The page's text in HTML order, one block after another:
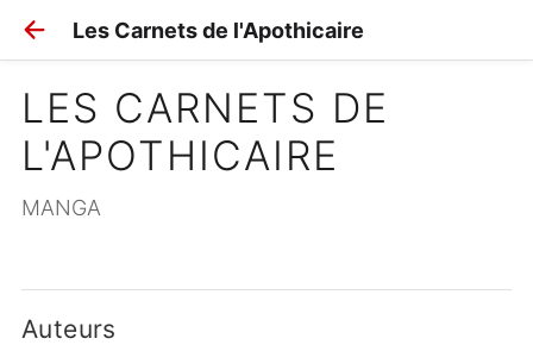
Les Carnets de l'Apothicaire
LES CARNETS DE
L'APOTHICAIRE
MANGA
Auteurs